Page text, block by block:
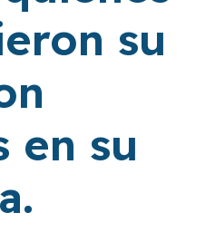
su
en su